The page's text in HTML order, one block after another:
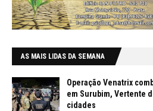
AS MAIS LIDAS DA SEMANA
Operação Venatrix
em Surubim, Vertente
cidades